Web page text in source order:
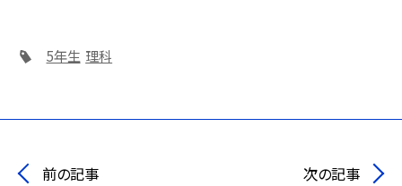
5年生 理科
前の記事 次の記事